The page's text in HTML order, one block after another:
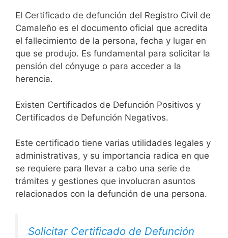
El Certificado de defunción del Registro Civil de
Camaleño es el documento oficial que acredita
el fallecimiento de la persona, fecha y lugar en
que se produjo. Es fundamental para solicitar la
pensión del cónyuge o para acceder a la
herencia.
Existen Certificados de Defunción Positivos y
Certificados de Defunción Negativos.
Este certificado tiene varias utilidades legales y
administrativas, y su importancia radica en que
se requiere para llevar a cabo una serie de
trámites y gestiones que involucran asuntos
relacionados con la defunción de una persona.
Solicitar Certificado de Defunción